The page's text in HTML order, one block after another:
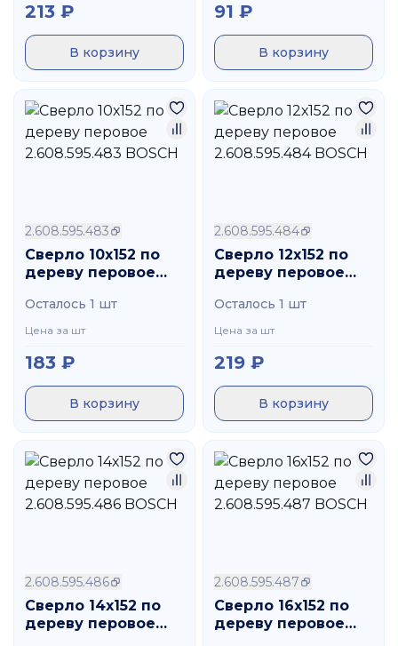
213 ₽
В корзину
91 ₽
В корзину
2.608.595.483
Сверло 10х152 по
дереву перовое
BOSCH
Осталось 1 шт
Цена за шт
183 ₽
В корзину
2.608.595.484
Сверло 12х152 по
дереву перовое
BOSCH
Осталось 1 шт
Цена за шт
219 ₽
В корзину
2.608.595.486
Сверло 14х152 по
дереву перовое
2.608.595.487
Сверло 16х152 по
дереву перовое